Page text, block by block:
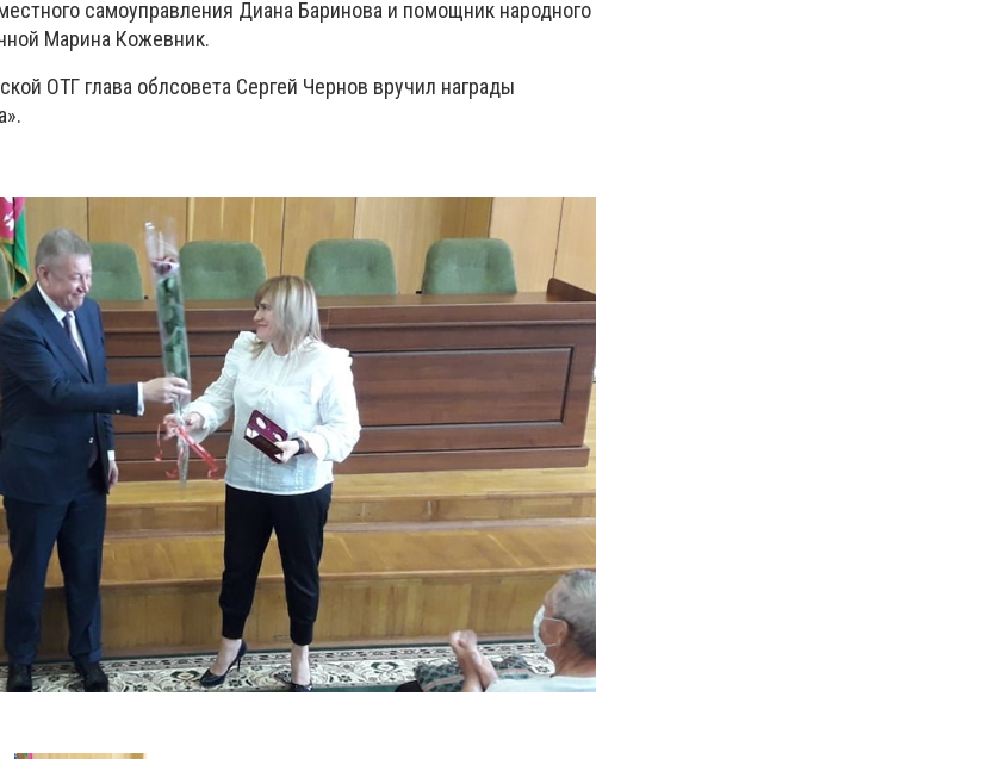
самоуправления Диана Баринова и помощник народного
Марина Кожевник.
ОТГ глава облсовета Сергей Чернов вручил награды